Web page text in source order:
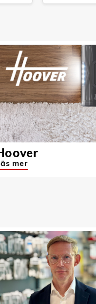
01.112380.01.001
mer